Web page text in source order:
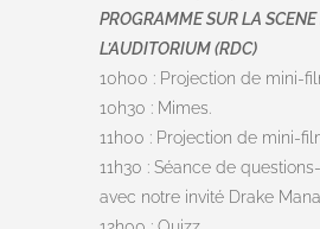
PROGRAMME SUR LA SCENE
L’AUDITORIUM (RDC)
10h00 : Projection de mini-
10h30 : Mimes.
11h00 : Projection de mini-
11h30 : Séance de
avec notre invité Drake